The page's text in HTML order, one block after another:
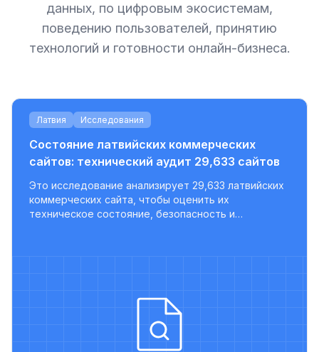
данных, по цифровым экосистемам,
поведению пользователей, принятию
технологий и готовности онлайн-бизнеса.
Латвия Исследования
Состояние латвийских коммерческих
сайтов: технический аудит 29,633 сайтов
Это исследование анализирует 29,633 латвийских
коммерческих сайта, чтобы оценить их
техническое состояние, безопасность и